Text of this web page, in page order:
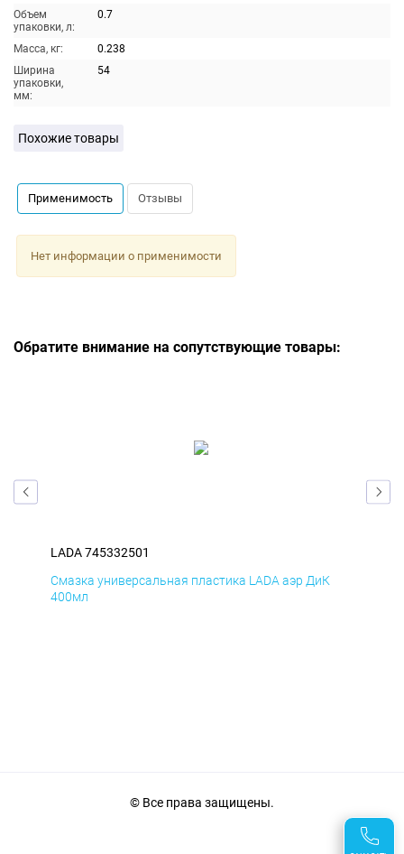
Объем
упаковки, л:
0.7
Масса, кг:
0.238
Ширина
упаковки,
мм:
54
Похожие товары
Применимость Отзывы
Нет информации о применимости
Обратите внимание на сопутствующие товары:
LADA 745332501
Смазка универсальная пластика LADA аэр ДиК
400мл
© Все права защищены.